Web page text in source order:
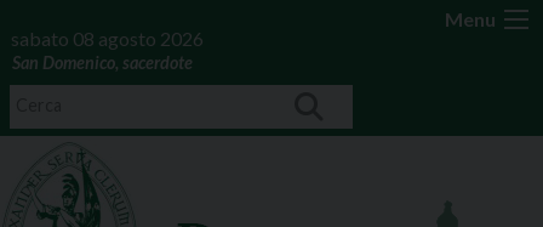
Menu
sabato 08 agosto 2026
San Domenico, sacerdote